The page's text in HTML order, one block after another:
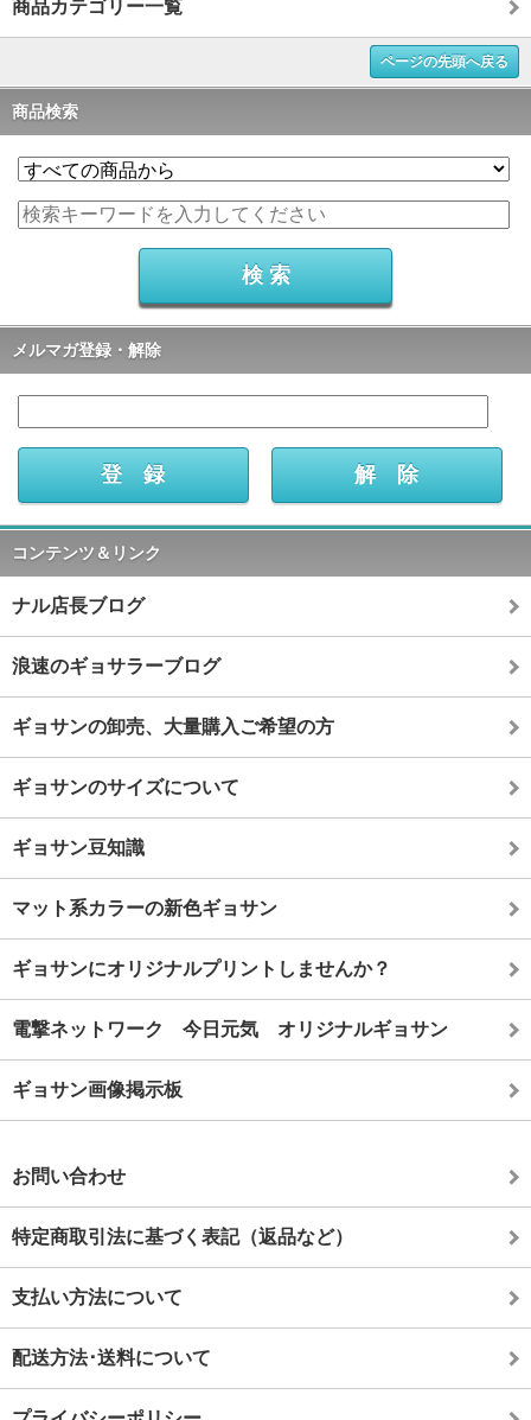
商品カテゴリー一覧
ページの先頭へ戻る
商品検索
メルマガ登録・解除
コンテンツ＆リンク
ナル店長ブログ
浪速のギョサラーブログ
ギョサンの卸売、大量購入ご希望の方
ギョサンのサイズについて
ギョサン豆知識
マット系カラーの新色ギョサン
ギョサンにオリジナルプリントしませんか？
電撃ネットワーク 今日元気 オリジナルギョサン
ギョサン画像掲示板
お問い合わせ
特定商取引法に基づく表記（返品など）
支払い方法について
配送方法･送料について